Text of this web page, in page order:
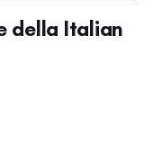
della Italian